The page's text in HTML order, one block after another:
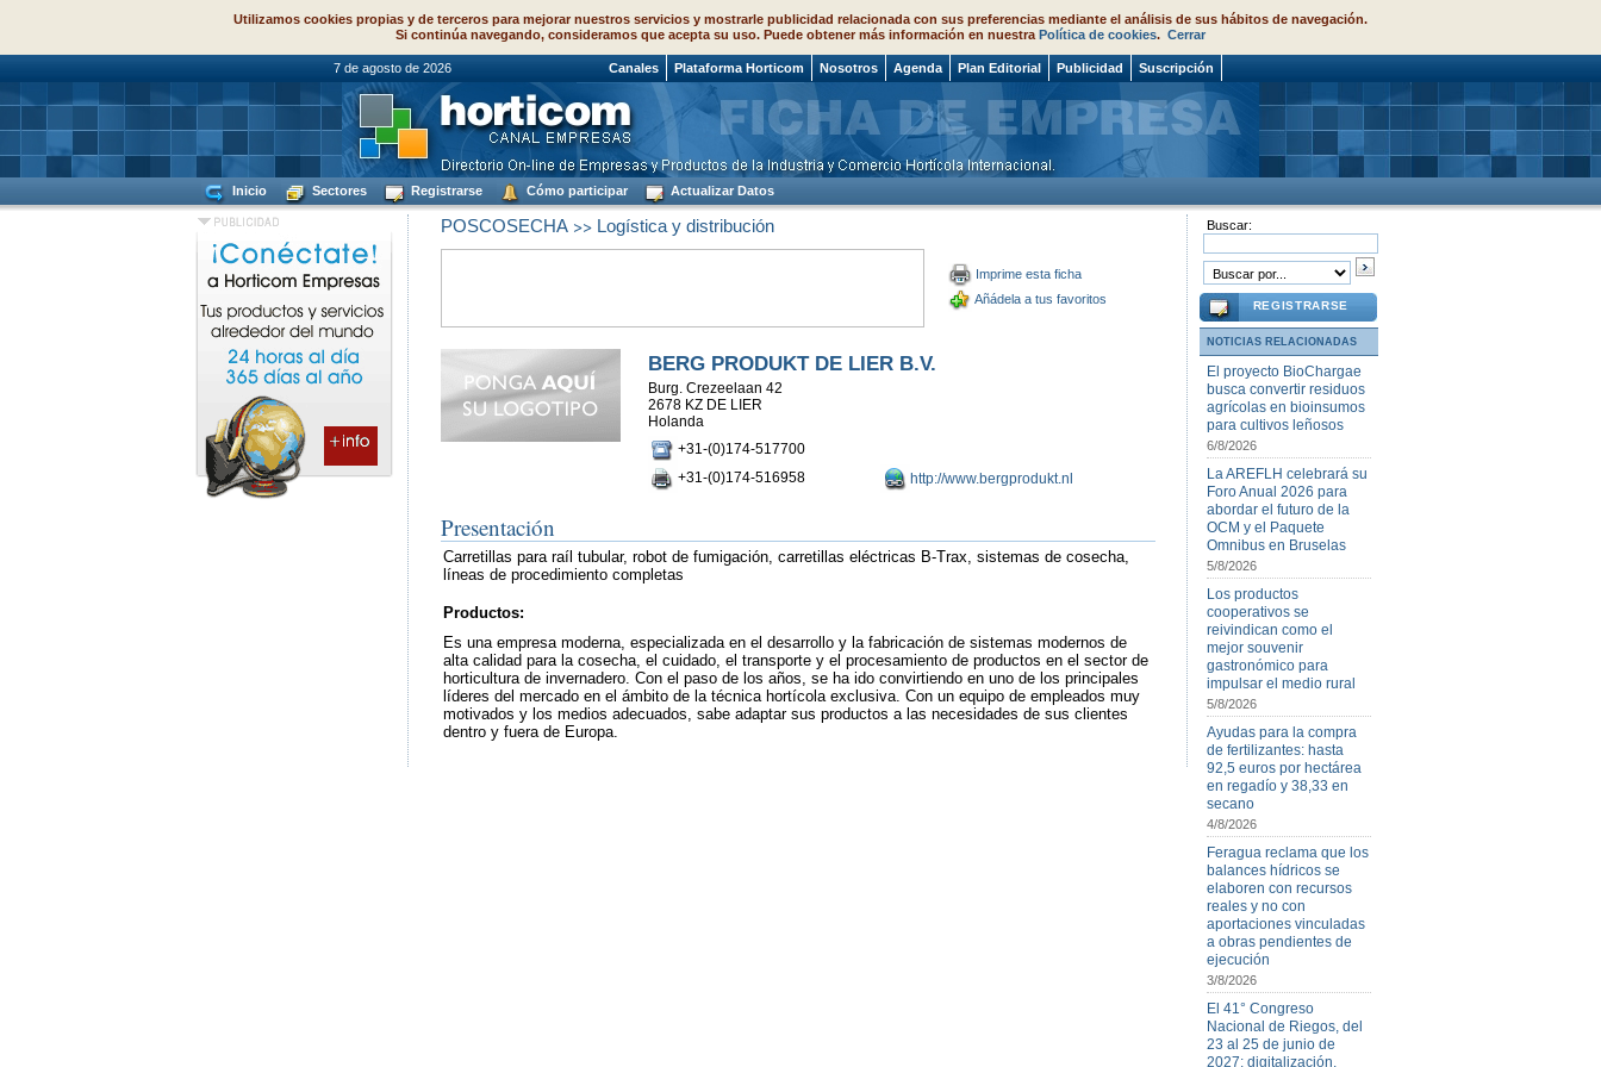
Utilizamos cookies propias y de terceros para mejorar nuestros servicios y mostrarle publicidad relacionada con sus preferencias mediante el análisis de sus hábitos de navegación.
Si continúa navegando, consideramos que acepta su uso. Puede obtener más información en nuestra Política de cookies. Cerrar
7 de agosto de 2026 Canales Plataforma Horticom Nosotros Agenda Plan Editorial Publicidad Suscripción
Inicio Sectores Registrarse Cómo participar Actualizar Datos
POSCOSECHA>> Logística y distribución
Imprime esta ficha
Añádela a tus favoritos
BERG PRODUKT DE LIER B.V.
Burg. Crezeelaan 42
2678 KZ DE LIER
Holanda
+31-(0)174-517700
+31-(0)174-516958
http://www.bergprodukt.nl
Presentación
Carretillas para raíl tubular, robot de fumigación, carretillas eléctricas B-Trax, sistemas de cosecha,
líneas de procedimiento completas
Productos:
Es una empresa moderna, especializada en el desarrollo y la fabricación de sistemas modernos de
alta calidad para la cosecha, el cuidado, el transporte y el procesamiento de productos en el sector de
horticultura de invernadero. Con el paso de los años, se ha ido convirtiendo en uno de los principales
líderes del mercado en el ámbito de la técnica hortícola exclusiva. Con un equipo de empleados muy
motivados y los medios adecuados, sabe adaptar sus productos a las necesidades de sus clientes
dentro y fuera de Europa.
Buscar:
REGISTRARSE
NOTICIAS RELACIONADAS
El proyecto BioChargae
busca convertir residuos
agrícolas en bioinsumos
para cultivos leñosos
6/8/2026
La AREFLH celebrará su
Foro Anual 2026 para
abordar el futuro de la
OCM y el Paquete
Omnibus en Bruselas
5/8/2026
Los productos
cooperativos se
reivindican como el
mejor souvenir
gastronómico para
impulsar el medio rural
5/8/2026
Ayudas para la compra
de fertilizantes: hasta
92,5 euros por hectárea
en regadío y 38,33 en
secano
4/8/2026
Feragua reclama que los
balances hídricos se
elaboren con recursos
reales y no con
aportaciones vinculadas
a obras pendientes de
ejecución
3/8/2026
El 41° Congreso
Nacional de Riegos, del
23 al 25 de junio de
2027: digitalización,